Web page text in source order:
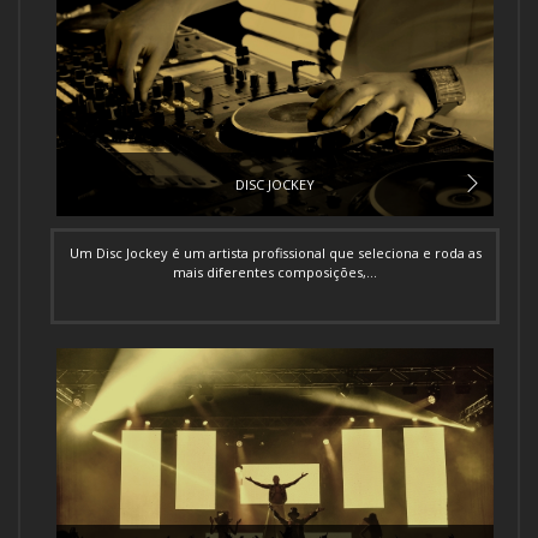
DISC JOCKEY
Um Disc Jockey é um artista profissional que seleciona e roda as
mais diferentes composições,...